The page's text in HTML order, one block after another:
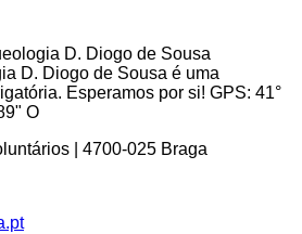
D. Diogo de Sousa é uma
Esperamos por si! GPS: 41°
O
| 4700-025 Braga